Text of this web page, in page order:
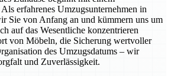
erfahrenes Umzugsunternehmen in
Sie von Anfang an und kümmern uns um
auf das Wesentliche konzentrieren
von Möbeln, die Sicherung wertvoller
des Umzugsdatums – wir
und Zuverlässigkeit.